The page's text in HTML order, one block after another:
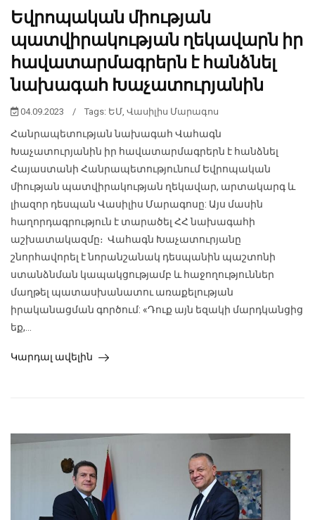
Եվրոպական միության
պատվիրակության ղեկավարն իր
հավատարմագրերն է հանձնել
նախագահ Խաչատուրյանին
04.09.2023 / Tags: ԵՄ, Վասիլիս Մարագոս
Հանրապետության նախագահ Վահագն
Խաչատուրյանին իր հավատարմագրերն է հանձնել
Հայաստանի Հանրապետությունում Եվրոպական
միության պատվիրակության ղեկավար, արտակարգ և
լիազոր դեսպան Վասիլիս Մարագոսը: Այս մասին
հաղորդագրություն է տարածել ՀՀ նախագահի
աշխատակազմը։ Վահագն Խաչատուրյանը
շնորհավորել է նորանշանակ դեսպանին պաշտոնի
ստանձնման կապակցությամբ և հաջողություններ
մաղթել պատասխանատու առաքելության
իրականացման գործում: «Դուք այն եզակի մարդկանցից
եք,...
Կարդալ ավելին